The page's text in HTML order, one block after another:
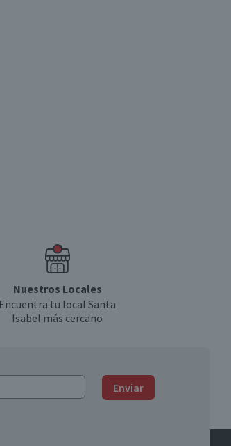
Nuestros Locales
Encuentra tu local Santa
Isabel más cercano
Enviar